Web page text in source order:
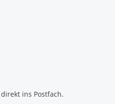
ins Postfach.